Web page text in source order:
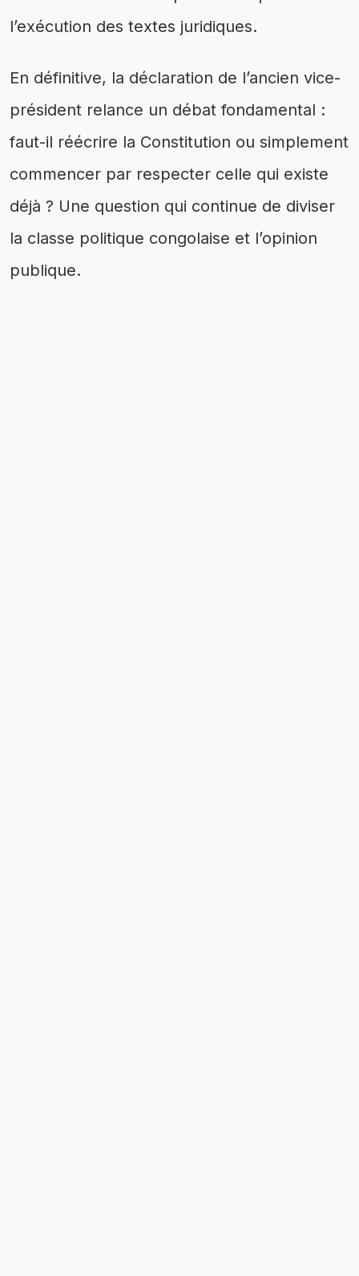
l’exécution des textes juridiques.
En définitive, la déclaration de l’ancien vice-
président relance un débat fondamental :
faut-il réécrire la Constitution ou simplement
commencer par respecter celle qui existe
déjà ? Une question qui continue de diviser
la classe politique congolaise et l’opinion
publique.